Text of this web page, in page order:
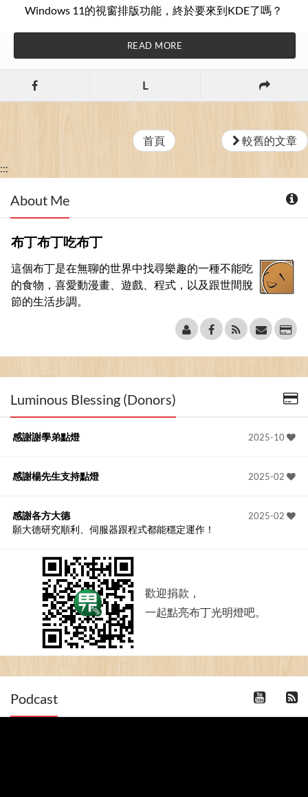
Windows 11的視窗排版功能，終於要來到KDE了嗎？
READ MORE
L
首頁 較舊的文章
:::
About Me
布丁布丁吃布丁
這個布丁是在無聊的世界中找尋樂趣的一種不能吃
的食物，喜愛動漫畫、遊戲、程式，以及跟世間脫
節的生活步調。
Luminous Blessing (Donors)
2025-10
感謝謝學弟點燈
2025-02
感謝楊先生支持點燈
2025-02
感謝各方大德
願大德研究順利、伺服器跟程式都能穩定運作！
歡迎捐款，
一起點亮布丁光明燈吧。
Podcast